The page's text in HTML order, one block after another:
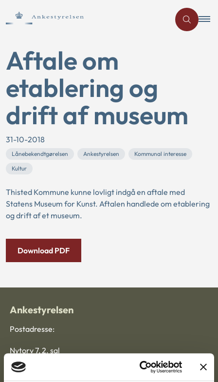
Aftale om
etablering og
drift af museum
31-10-2018
Lånebekendtgørelsen Ankestyrelsen
Kommunal interesse
Kultur
Thisted Kommune kunne lovligt indgå en aftale med
Statens Museum for Kunst. Aftalen handlede om etablering
og drift af et museum.
Download PDF
Ankestyrelsen
Postadresse:
Nytorv 7, 2. sal
9000 Aalborg